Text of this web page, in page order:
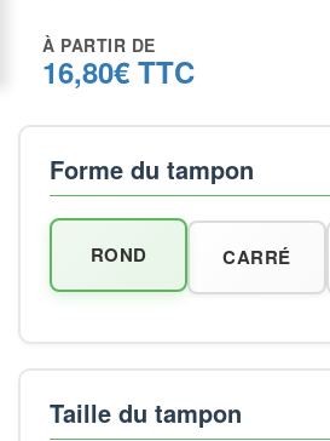
À PARTIR DE
16,80€ TTC
Forme du tampon
ROND CARRÉ
Taille du tampon